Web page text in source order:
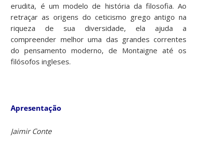
erudita, é um modelo de história da filosofia. Ao
retraçar as origens do ceticismo grego antigo na
riqueza de sua diversidade, ela ajuda a
compreender melhor uma das grandes correntes
do pensamento moderno, de Montaigne até os
filósofos ingleses.
Apresentação
Jaimir Conte